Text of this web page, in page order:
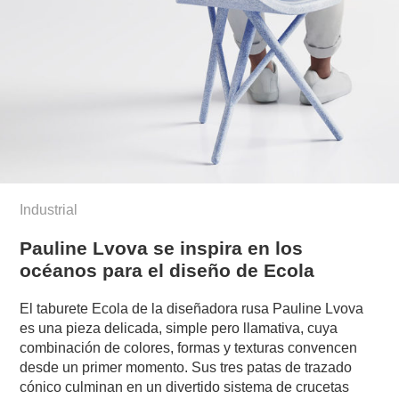
Industrial
Pauline Lvova se inspira en los
océanos para el diseño de Ecola
El taburete Ecola de la diseñadora rusa Pauline Lvova
es una pieza delicada, simple pero llamativa, cuya
combinación de colores, formas y texturas convencen
desde un primer momento. Sus tres patas de trazado
cónico culminan en un divertido sistema de crucetas